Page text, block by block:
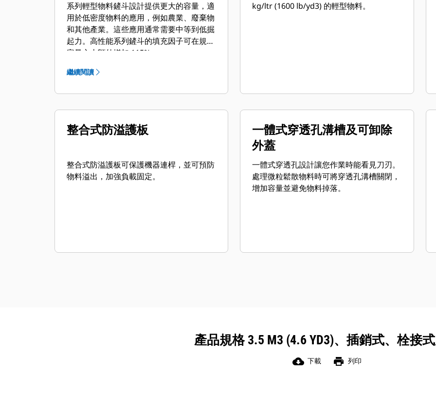
系列輕型物料鏟斗設計提供更大的容量，適
用於低密度物料的應用，例如農業、廢棄物
和其他產業。這些應用通常需要中等到低掘
起力。高性能系列鏟斗的填充因子可在規定
容量之上額外增加 115%。
繼續閱讀
kg/ltr (1600 lb/yd3) 的輕型物料。
整合式防溢護板
整合式防溢護板可保護機器連桿，並可預防
物料溢出，加強負載固定。
一體式穿透孔溝槽及可卸除
外蓋
一體式穿透孔設計讓您作業時能看見刀刃。
處理微粒鬆散物料時可將穿透孔溝槽關閉，
增加容量並避免物料掉落。
產品規格 3.5 M3 (4.6 YD3)、插銷式、栓接
cloud_download 下載 print 列印